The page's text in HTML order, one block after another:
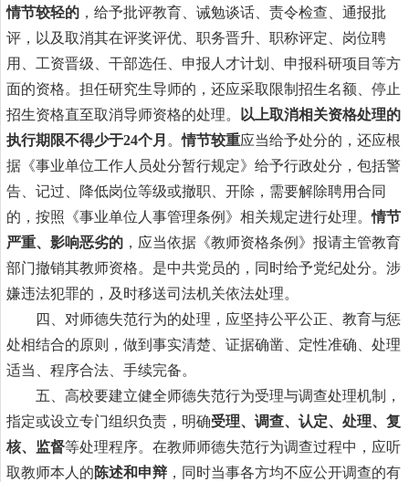
情节较轻的 ，给予批评教育、诫勉谈话、责令检查、通报批
评，以及取消其在评奖评优、职务晋升、职称评定、岗位聘
用、工资晋级、干部选任、申报人才计划、申报科研项目等方
面的资格。担任研究生导师的，还应采取限制招生名额、停止
招生资格直至取消导师资格的处理。 以上取消相关资格处理的
执行期限不得少于24个月 。情节较重应当给予处分的，还应根
据《事业单位工作人员处分暂行规定》给予行政处分，包括警
告、记过、降低岗位等级或撤职、开除，需要解除聘用合同
的，按照《事业单位人事管理条例》相关规定进行处理。情节
严重、影响恶劣的 ，应当依据《教师资格条例》报请主管教育
部门撤销其教师资格。是中共党员的，同时给予党纪处分。涉
嫌违法犯罪的，及时移送司法机关依法处理。
四、对师德失范行为的处理，应坚持公平公正、教育与惩
处相结合的原则，做到事实清楚、证据确凿、定性准确、处理
适当、程序合法、手续完备。
五、高校要建立健全师德失范行为受理与调查处理机制，
指定或设立专门组织负责，明确受理、调查、认定、处理、复
核、监督等处理程序。在教师师德失范行为调查过程中，应听
取教师本人的陈述和申辩 ，同时当事各方均不应公开调查的有